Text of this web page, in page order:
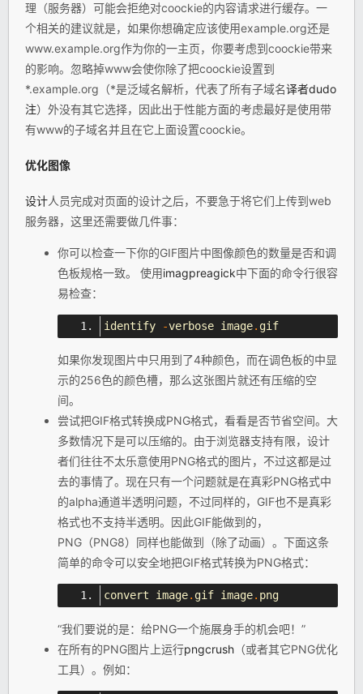
理（服务器）可能会拒绝对coockie的内容请求进行缓存。一
个相关的建议就是，如果你想确定应该使用example.org还是
www.example.org作为你的一主页，你要考虑到coockie带来
的影响。忽略掉www会使你除了把coockie设置到
*.example.org（*是泛域名解析，代表了所有子域名译者dudo
注）外没有其它选择，因此出于性能方面的考虑最好是使用带
有www的子域名并且在它上面设置coockie。
优化图像
设计人员完成对页面的设计之后，不要急于将它们上传到web
服务器，这里还需要做几件事：
你可以检查一下你的GIF图片中图像颜色的数量是否和调
色板规格一致。 使用imagpreagick中下面的命令行很容
易检查：
identify -verbose image. gif
如果你发现图片中只用到了4种颜色，而在调色板的中显
示的256色的颜色槽，那么这张图片就还有压缩的空
间。
尝试把GIF格式转换成PNG格式，看看是否节省空间。大
多数情况下是可以压缩的。由于浏览器支持有限，设计
者们往往不太乐意使用PNG格式的图片，不过这都是过
去的事情了。现在只有一个问题就是在真彩PNG格式中
的alpha通道半透明问题，不过同样的，GIF也不是真彩
格式也不支持半透明。因此GIF能做到的，
PNG（PNG8）同样也能做到（除了动画）。下面这条
简单的命令可以安全地把GIF格式转换为PNG格式：
convert image. gif image. png
“我们要说的是：给PNG一个施展身手的机会吧！”
在所有的PNG图片上运行pngcrush （或者其它PNG优化
工具）。例如：